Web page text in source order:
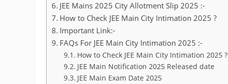
JEE Mains 2025 City Allotment Slip 2025 :-
How to Check JEE Main City Intimation 2025 ?
Important Link:-
FAQs For JEE Main City Intimation 2025 :-
How to Check JEE Main City Intimation 2025 ?
JEE Main Notification 2025 Released date
JEE Main Exam Date 2025